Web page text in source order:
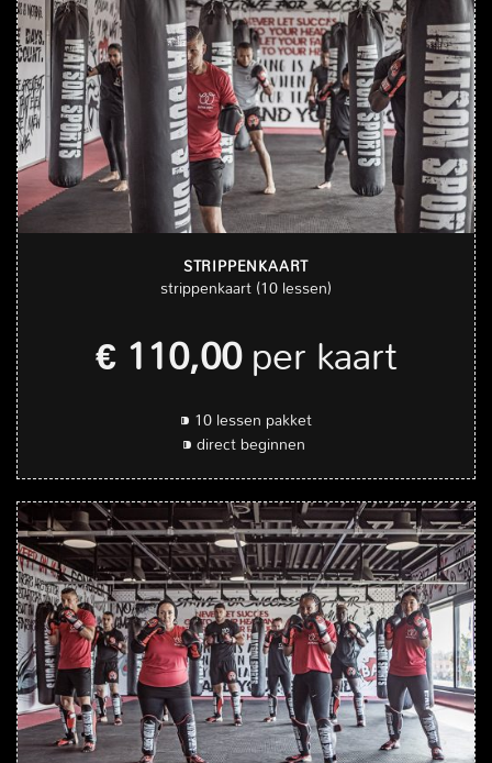
STRIPPENKAART
strippenkaart (10 lessen)
€ 110,00per kaart
⁍ 10 lessen pakket
⁍ direct beginnen